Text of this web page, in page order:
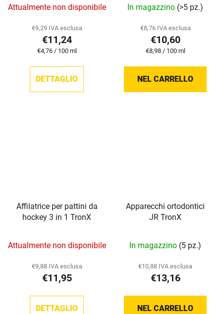
valutazione
media
del
prodotto
è
5,0
su
Attualmente non disponibile
€9,29 IVA esclusa
€11,24
Prezzo
misura:
€4,76 / 100 ml
DETTAGLIO
valutazione
media
del
prodotto
è
5,0
su
In magazzino (>5 pz.)
€8,76 IVA esclusa
€10,60
Prezzo
misura:
€8,98 / 100 ml
NEL CARRELLO
Affilatrice per pattini da
hockey 3 in 1 TronX
valutazione
media
del
è
Attualmente non disponibile
€9,88 IVA esclusa
€11,95
DETTAGLIO
Apparecchi ortodontici
JR TronX
In magazzino (5 pz.)
€10,88 IVA esclusa
€13,16
NEL CARRELLO